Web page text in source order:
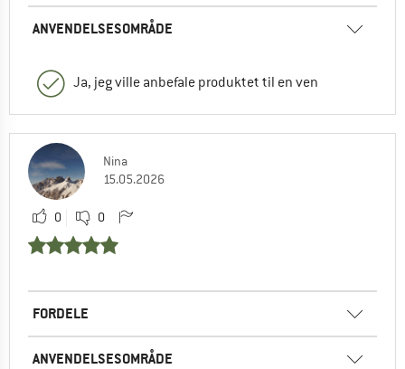
ANVENDELSESOMRÅDE
Ja, jeg ville anbefale produktet til en ven
Nina
15.05.2026
0 0
FORDELE
ANVENDELSESOMRÅDE